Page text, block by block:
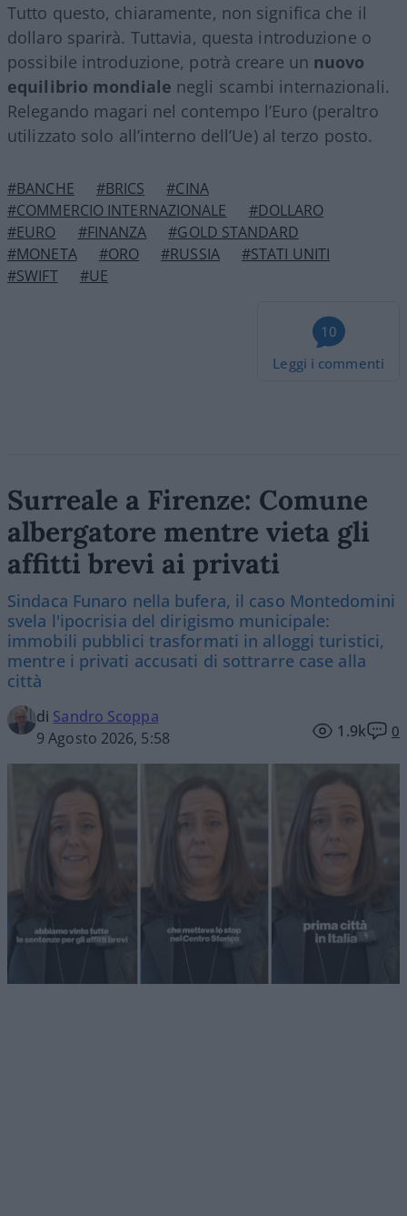
Tutto questo, chiaramente, non significa che il
dollaro sparirà. Tuttavia, questa introduzione o
possibile introduzione, potrà creare un nuovo
equilibrio mondiale negli scambi internazionali.
Relegando magari nel contempo l’Euro (peraltro
utilizzato solo all’interno dell’Ue) al terzo posto.
#BANCHE #BRICS
#CINA
#COMMERCIO INTERNAZIONALE
#DOLLARO
#EURO
#FINANZA
#GOLD STANDARD
#MONETA
#ORO #RUSSIA
#STATI UNITI
#SWIFT
#UE
10
Leggi i commenti
Surreale a Firenze: Comune
albergatore mentre vieta gli
affitti brevi ai privati
Sindaca Funaro nella bufera, il caso Montedomini
svela l'ipocrisia del dirigismo municipale:
immobili pubblici trasformati in alloggi turistici,
mentre i privati accusati di sottrarre case alla
città
di Sandro Scoppa
9 Agosto 2026, 5:58
1.9k 0